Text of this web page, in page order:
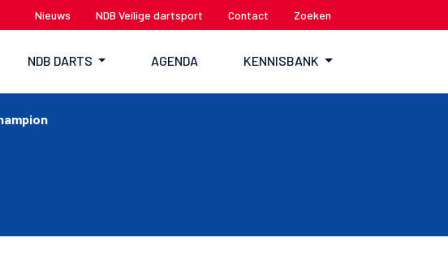
Nieuws NDB Veilige dartsport Contact Zoeken
NDB DARTS AGENDA KENNISBANK